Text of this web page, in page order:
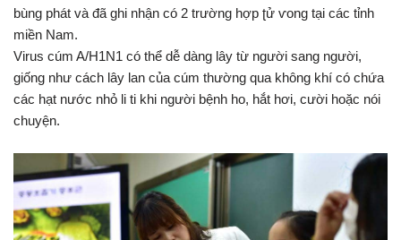
bùng phát và đã ghi nhận có 2 trường hợp ʈử ⱱonɡ tại các tỉnh
miền Nam.
Virus cúm A/H1N1 có thể dễ dàng lây từ người sang người,
giống như cách lây lan của cúm thường qua không khí có chứa
các hạt nước nhỏ li ti khi người bệnh ho, hắt hơi, cười hoặc nói
chuyện.